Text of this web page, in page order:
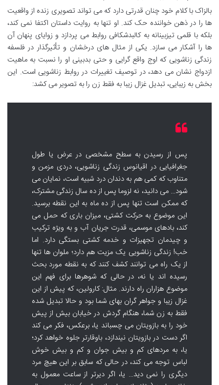
بالزاک با کلام خود چنان قدرتی دارد که می تواند تصویری زنده از واقعیت
ها را در ذهن خواننده حک کند. او تنها به روایت داستان اکتفا نمی کند،
بلکه با قلمی تیزبینانه به کالبدشکافی روابط می پردازد و زوایای پنهان آن
ها را آشکار می سازد. یکی از مثال های درخشان و تأثیرگذار در فلسفه
زندگی زناشویی که اوج واقع گرایی و حتی بدبینی او را نسبت به ماهیت
ازدواج نشان می دهد، در توصیف تغییرات در روابط زناشویی است. این
بخش به زیبایی، تبدیل غزال زیبا به فقط زن را به تصویر می کشد:
پس از رسیدن به سطح مشخصی در عرض یا طول
جغرافیایی در اقیانوس زندگی زناشویی، دردی مزمن و
متناوب که کمی هم به دندان درد شبیه است، نمایان می
شود… می دانید، نه لزوما پس از ده سال زندگی مشترک،
که ممکن است تنها پس از ده ماه به این نقطه برسید.
این موضوع به حرکت کشتی، میزان باری که حمل می
کند، بادهای موسمی، قدرت جریان آب و به ویژه ترکیب
و چیدمان تجهیزات و خدمه کشتی بستگی دارد. اما
خب! زندگی زناشویی یک مزیت هم دارد؛ ملوان ها تنها
از یک راه می توانند کشف کنند که به نقطه مورد بحث
رسیده اند یا نه، در حالی که شوهرها برای فهم این
موضوع هزاران راه دارند. مثال: کارولین، که پیش از این
غزال زیبا و جواهر گران بهای شما بود و حالا تبدیل شده
فقط به زن شما، هنگام گردش در خیابان بیش از پیش
خود را به بازویتان می چسباند یا، برعکس، فکر می کند
اگر دست در بازویتان نیندازد، باوقارتر جلوه خواهد کرد؛
یا، به مردهای کم و بیش جوان و کم و بیش خوش
لباس توجه می کند، در حالی که سابق بر این هیچ مرد
دیگری را نمی دید… یا، اگر دیرتر از ساعت معمول به